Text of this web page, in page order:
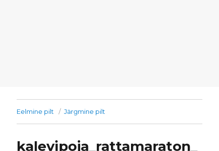
Eelmine pilt Järgmine pilt
kalevipoja_rattamaraton_